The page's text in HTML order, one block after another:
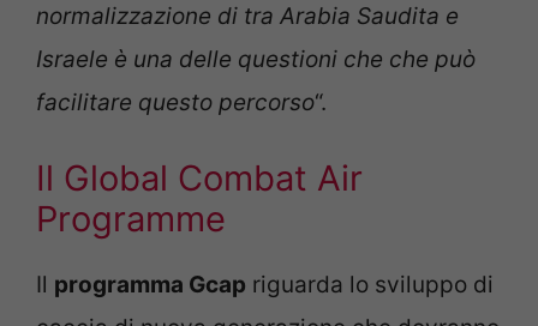
normalizzazione di tra Arabia Saudita e
Israele è una delle questioni che che può
facilitare questo percorso“.
Il Global Combat Air
Programme
Il programma Gcap riguarda lo sviluppo di